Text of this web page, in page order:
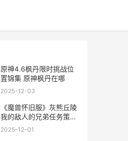
原神4.6枫丹限时挑战位
置锦集 原神枫丹在哪
2025-12-03
《魔兽怀旧服》灰熊丘陵
我的敌人的兄弟任务策略
魔兽怀旧服最新消息
2025-12-01